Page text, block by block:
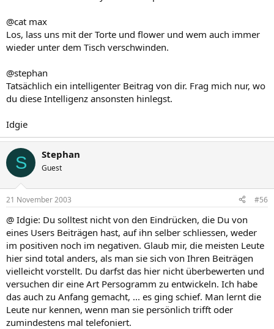
@cat max
Los, lass uns mit der Torte und flower und wem auch immer
wieder unter dem Tisch verschwinden.
@stephan
Tatsächlich ein intelligenter Beitrag von dir. Frag mich nur, wo
du diese Intelligenz ansonsten hinlegst.
Idgie
S Stephan
Guest
21 November 2003 #56
@ Idgie: Du solltest nicht von den Eindrücken, die Du von
eines Users Beiträgen hast, auf ihn selber schliessen, weder
im positiven noch im negativen. Glaub mir, die meisten Leute
hier sind total anders, als man sie sich von Ihren Beiträgen
vielleicht vorstellt. Du darfst das hier nicht überbewerten und
versuchen dir eine Art Persogramm zu entwickeln. Ich habe
das auch zu Anfang gemacht, ... es ging schief. Man lernt die
Leute nur kennen, wenn man sie persönlich trifft oder
zumindestens mal telefoniert.